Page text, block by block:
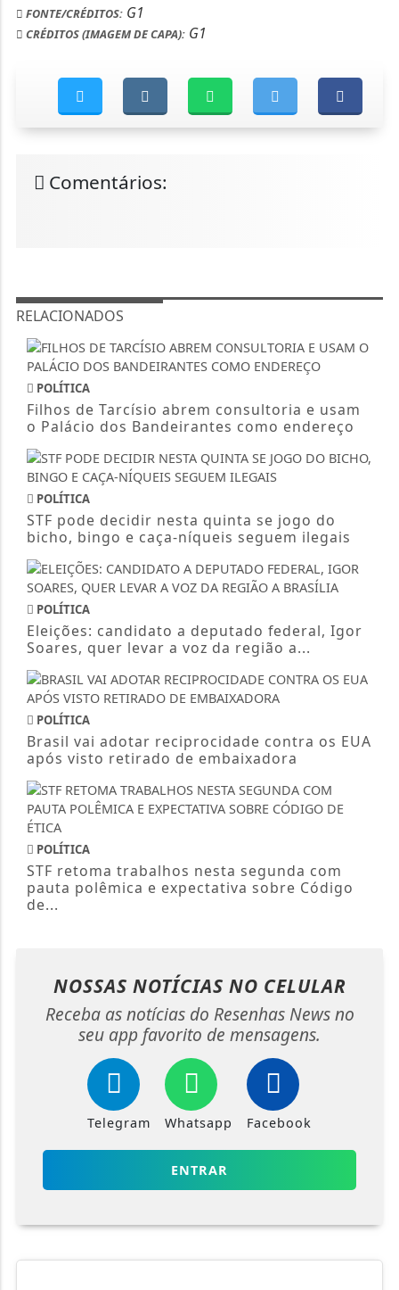
FONTE/CRÉDITOS:G1
CRÉDITOS (IMAGEM DE CAPA):G1
Comentários:
RELACIONADOS
POLÍTICA
Filhos de Tarcísio abrem consultoria e usam
o Palácio dos Bandeirantes como endereço
POLÍTICA
STF pode decidir nesta quinta se jogo do
bicho, bingo e caça-níqueis seguem ilegais
POLÍTICA
Eleições: candidato a deputado federal, Igor
Soares, quer levar a voz da região a...
POLÍTICA
Brasil vai adotar reciprocidade contra os EUA
após visto retirado de embaixadora
POLÍTICA
STF retoma trabalhos nesta segunda com
pauta polêmica e expectativa sobre Código
de...
NOSSAS NOTÍCIAS NO CELULAR
Receba as notícias do Resenhas News no
seu app favorito de mensagens.
Telegram Whatsapp Facebook
ENTRAR